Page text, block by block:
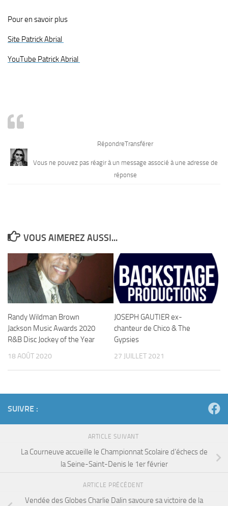
Pour en savoir plus
Site Patrick Abrial
YouTube Patrick Abrial
RépondreTransférer
Vous ne pouvez pas réagir à un message associé à une adresse de
réponse
VOUS AIMEREZ AUSSI...
Randy Wildman Brown
Jackson Music Awards 2020
R&B Disc Jockey of the Year
18 AOÛT 2020
JOSEPH GAUTIER ex-
chanteur de Chico & The
Gypsies
27 JUILLET 2021
SUIVRE :
ARTICLE SUIVANT
La Courneuve accueille le Championnat Scolaire d’échecs de
la Seine-Saint-Denis le 1er février
ARTICLE PRÉCÉDENT
Vendée des Globes Charlie Dalin savoure sa victoire de la